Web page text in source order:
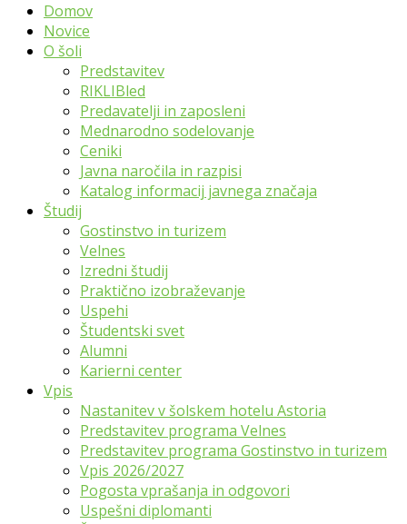
Domov
Novice
O šoli
Predstavitev
RIKLIBled
Predavatelji in zaposleni
Mednarodno sodelovanje
Ceniki
Javna naročila in razpisi
Katalog informacij javnega značaja
Študij
Gostinstvo in turizem
Velnes
Izredni študij
Praktično izobraževanje
Uspehi
Študentski svet
Alumni
Karierni center
Vpis
Nastanitev v šolskem hotelu Astoria
Predstavitev programa Velnes
Predstavitev programa Gostinstvo in turizem
Vpis 2026/2027
Pogosta vprašanja in odgovori
Uspešni diplomanti